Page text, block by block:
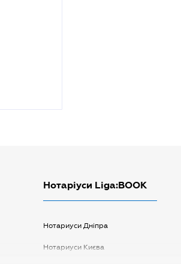
Нотаріуси Liga:BOOK
Нотариуси Дніпра
Нотариуси Києва